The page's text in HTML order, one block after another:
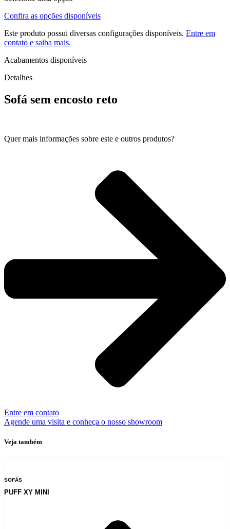
Confira as opções disponíveis
Este produto possui diversas configurações disponíveis. Entre em
contato e saiba mais.
Acabamentos disponíveis
Detalhes
Sofá sem encosto reto
Quer mais informações sobre este e outros produtos?
Entre em contato
Agende uma visita e conheça o nosso showroom
Veja também
SOFÁS
PUFF XY MINI